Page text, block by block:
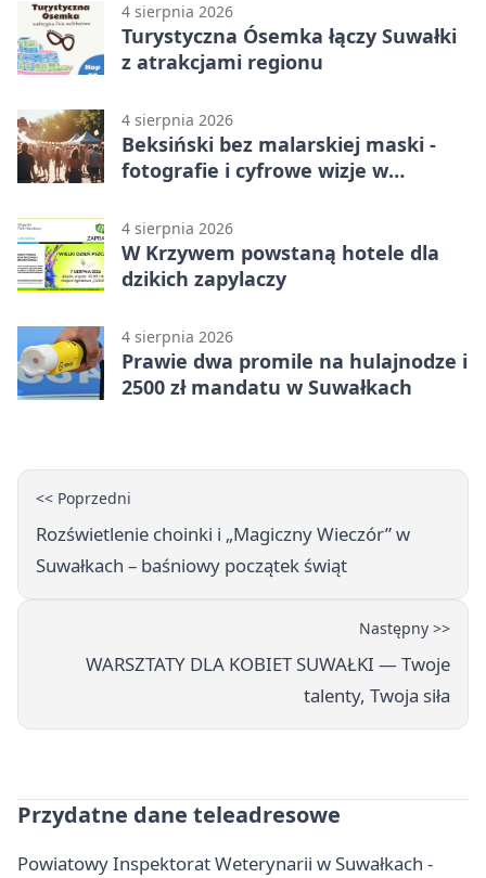
4 sierpnia 2026
Turystyczna Ósemka łączy Suwałki
z atrakcjami regionu
4 sierpnia 2026
Beksiński bez malarskiej maski -
fotografie i cyfrowe wizje w
4 sierpnia 2026
W Krzywem powstaną hotele dla
dzikich zapylaczy
4 sierpnia 2026
Prawie dwa promile na hulajnodze i
2500 zł mandatu w Suwałkach
<< Poprzedni
Rozświetlenie choinki i „Magiczny Wieczór” w
Suwałkach – baśniowy początek świąt
Następny >>
WARSZTATY DLA KOBIET SUWAŁKI — Twoje
talenty, Twoja siła
Przydatne dane teleadresowe
Powiatowy Inspektorat Weterynarii w Suwałkach -